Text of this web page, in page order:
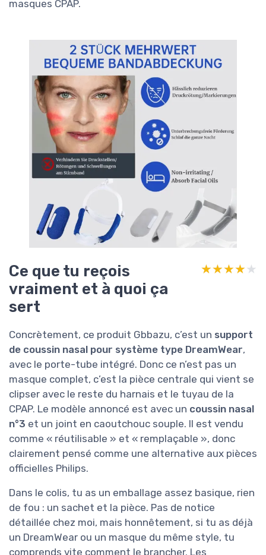
masques CPAP.
Ce que tu reçois
vraiment et à quoi ça
sert
★★★★★
★★★★★
Concrètement, ce produit Gbbazu, c’est un support
de coussin nasal pour système type DreamWear,
avec le porte-tube intégré. Donc ce n’est pas un
masque complet, c’est la pièce centrale qui vient se
clipser avec le reste du harnais et le tuyau de la
CPAP. Le modèle annoncé est avec un coussin nasal
n°3 et un joint en caoutchouc souple. Il est vendu
comme « réutilisable » et « remplaçable », donc
clairement pensé comme une alternative aux pièces
officielles Philips.
Dans le colis, tu as un emballage assez basique, rien
de fou : un sachet et la pièce. Pas de notice
détaillée chez moi, mais honnêtement, si tu as déjà
un DreamWear ou un masque du même style, tu
comprends vite comment le brancher. Les